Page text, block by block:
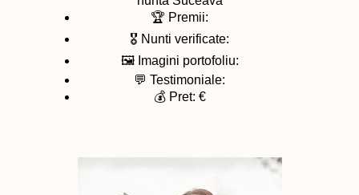
🏆 Premii:
🎖️ Nunti verificate:
🖼️ Imagini portofoliu:
💬 Testimoniale:
💰 Pret: €